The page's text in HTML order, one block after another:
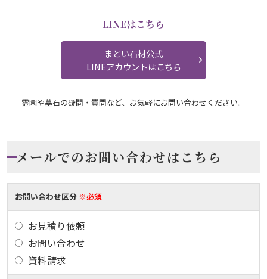
LINEはこちら
まとい石材公式
LINEアカウントはこちら
霊園や墓石の疑問・質問など、お気軽にお問い合わせください。
メールでのお問い合わせはこちら
お問い合わせ区分 ※必須
お見積り依頼
お問い合わせ
資料請求